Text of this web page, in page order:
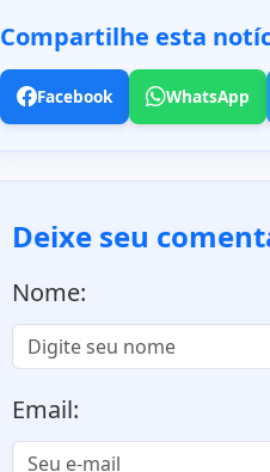
Compartilhe esta
Facebook WhatsApp
Deixe seu
Nome:
Email: